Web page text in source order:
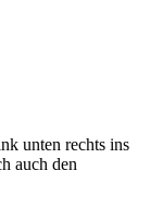
unten rechts ins
auch den